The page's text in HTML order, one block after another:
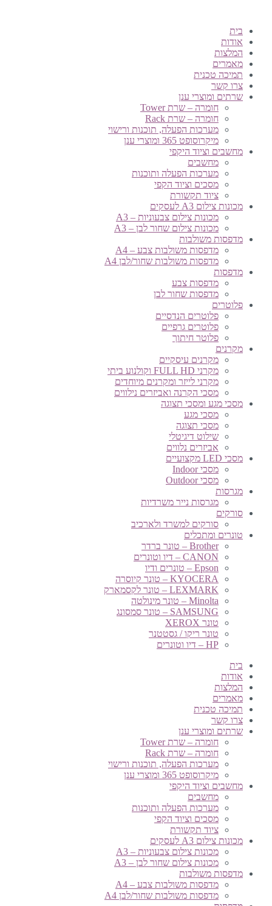
בית
אודות
המלצות
מאמרים
תמיכה טכנית
צרו קשר
שרתים ומוצרי ענן
חומרה – שרת Tower
חומרה – שרת Rack
מערכות הפעלה, תוכנות ורישוי
מיקרוסופט 365 ומוצרי ענן
מחשבים וציוד היקפי
מחשבים
מערכות הפעלה ותוכנות
מסכים וציוד הקפי
ציוד תקשורת
מכונות צילום A3 לעסקים
מכונות צילום צבעוניות – A3
מכונות צילום שחור לבן – A3
מדפסות משולבות
מדפסות משולבות צבע – A4
מדפסות משולבות שחור/לבן A4
מדפסות
מדפסות צבע
מדפסות שחור לבן
פלוטרים
פלוטרים הנדסיים
פלוטרים גרפיים
פלוטר חיתוך
מקרנים
מקרנים עיסקיים
מקרני FULL HD וקולנוע ביתי
מקרני לייזר ומקרנים מיוחדים
מסכי הקרנה ואביזרים נילווים
מסכי מגע ומסכי תצוגה
מסכי מגע
מסכי תצוגה
שילוט דיגיטלי
אביזרים נלווים
מסכי LED מקצועיים
מסכי Indoor
מסכי Outdoor
מגרסות
מגרסות נייר משרדיות
סורקים
סורקים למשרד ולארכיב
טונרים ומתכלים
Brother – טונר ברדר
CANON – דיו וטונרים
Epson – טונרים ודיו
KYOCERA – טונר קיוסרה
LEXMARK – טונר לקסמארק
Minolta – טונר מינולטה
SAMSUNG – טונר סמסונג
טונר XEROX
טונר ריקו / גסטטנר
HP – דיו וטונרים
בית
אודות
המלצות
מאמרים
תמיכה טכנית
צרו קשר
שרתים ומוצרי ענן
חומרה – שרת Tower
חומרה – שרת Rack
מערכות הפעלה, תוכנות ורישוי
מיקרוסופט 365 ומוצרי ענן
מחשבים וציוד היקפי
מחשבים
מערכות הפעלה ותוכנות
מסכים וציוד הקפי
ציוד תקשורת
מכונות צילום A3 לעסקים
מכונות צילום צבעוניות – A3
מכונות צילום שחור לבן – A3
מדפסות משולבות
מדפסות משולבות צבע – A4
מדפסות משולבות שחור/לבן A4